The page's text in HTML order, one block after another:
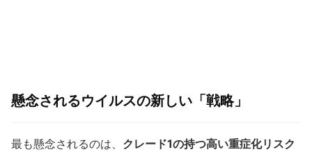
懸念されるウイルスの新しい「戦略」
最も懸念されるのは、 クレード1の持つ高い重症化リスク